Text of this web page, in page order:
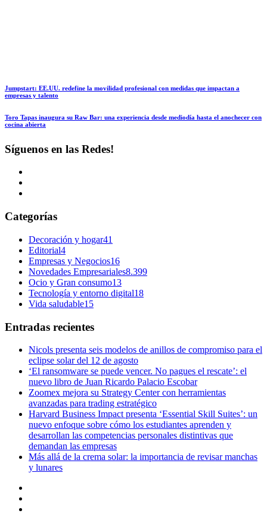
Jumpstart: EE.UU. redefine la movilidad profesional con medidas que impactan a
empresas y talento
Toro Tapas inaugura su Raw Bar: una experiencia desde mediodía hasta el anochecer con
cocina abierta
Síguenos en las Redes!
Categorías
Decoración y hogar41
Editorial4
Empresas y Negocios16
Novedades Empresariales8.399
Ocio y Gran consumo13
Tecnología y entorno digital18
Vida saludable15
Entradas recientes
Nicols presenta seis modelos de anillos de compromiso para el
eclipse solar del 12 de agosto
‘El ransomware se puede vencer. No pagues el rescate’: el
nuevo libro de Juan Ricardo Palacio Escobar
Zoomex mejora su Strategy Center con herramientas
avanzadas para trading estratégico
Harvard Business Impact presenta ‘Essential Skill Suites’: un
nuevo enfoque sobre cómo los estudiantes aprenden y
desarrollan las competencias personales distintivas que
demandan las empresas
Más allá de la crema solar: la importancia de revisar manchas
y lunares